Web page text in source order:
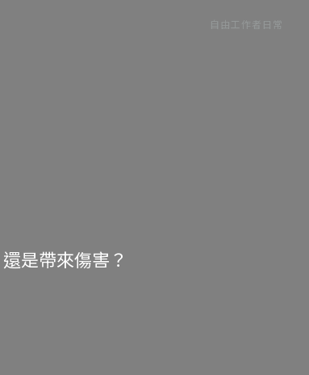
自由工作者日常
是帶來傷害？